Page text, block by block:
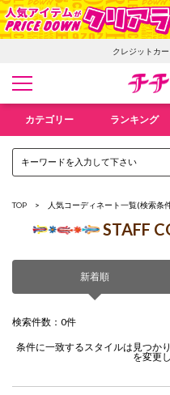
クレジットカ
カテゴリー ランキング
TOP 人気コーディネート一覧(検索条
STAFF
新着順
検索件数：0件
条件に一致するスタイルは見つか
を変更